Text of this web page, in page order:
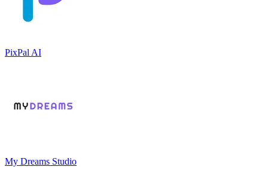
PixPal AI
My Dreams Studio